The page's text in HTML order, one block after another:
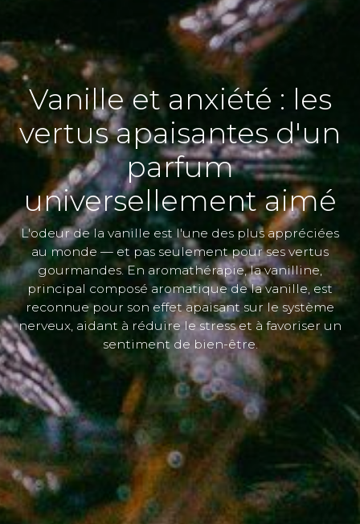
Vanille et anxiété : les
vertus apaisantes d'un
parfum
universellement aimé
L'odeur de la vanille est l'une des plus appréciées
au monde — et pas seulement pour ses vertus
gourmandes. En aromathérapie, la vanilline,
principal composé aromatique de la vanille, est
reconnue pour son effet apaisant sur le système
nerveux, aidant à réduire le stress et à favoriser un
sentiment de bien-être.